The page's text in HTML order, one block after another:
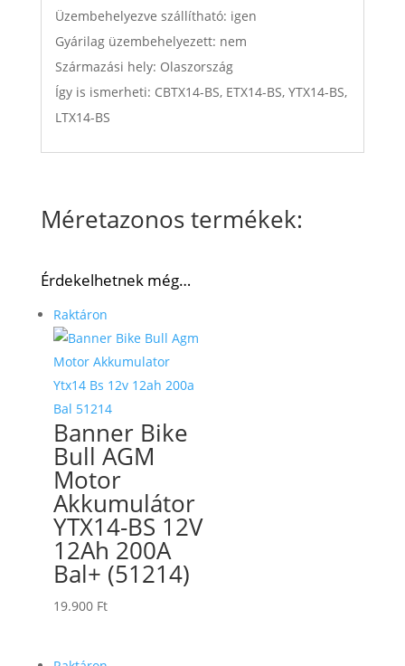
Üzembehelyezve szállítható: igen
Gyárilag üzembehelyezett: nem
Származási hely: Olaszország
Így is ismerheti: CBTX14-BS, ETX14-BS, YTX14-BS,
LTX14-BS
Méretazonos termékek:
Érdekelhetnek még…
Raktáron
Banner Bike
Bull AGM
Motor
Akkumulátor
YTX14-BS 12V
12Ah 200A
Bal+ (51214)
19.900 Ft